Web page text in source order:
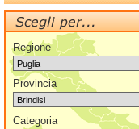
Regione
Provincia
Categoria